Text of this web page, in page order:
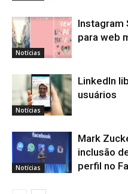
Notícias
Instagram
para web
Notícias
LinkedIn
usuários
Notícias
Mark
inclusão
perfil no